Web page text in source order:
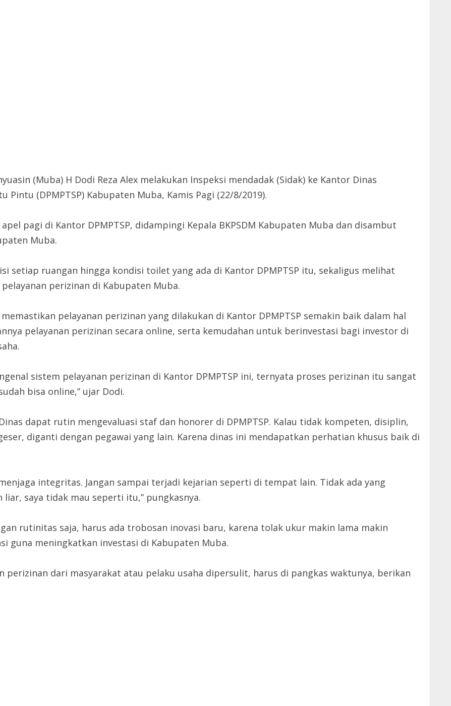
(Muba) H Dodi Reza Alex melakukan Inspeksi mendadak (Sidak) ke Kantor Dinas
Pintu (DPMPTSP) Kabupaten Muba, Kamis Pagi (22/8/2019).
pagi di Kantor DPMPTSP, didampingi Kepala BKPSDM Kabupaten Muba dan disambut
Muba.
setiap ruangan hingga kondisi toilet yang ada di Kantor DPMPTSP itu, sekaligus melihat
perizinan di Kabupaten Muba.
pelayanan perizinan yang dilakukan di Kantor DPMPTSP semakin baik dalam hal
pelayanan perizinan secara online, serta kemudahan untuk berinvestasi bagi investor di
sistem pelayanan perizinan di Kantor DPMPTSP ini, ternyata proses perizinan itu sangat
bisa online,” ujar Dodi.
dapat rutin mengevaluasi staf dan honorer di DPMPTSP. Kalau tidak kompeten, disiplin,
diganti dengan pegawai yang lain. Karena dinas ini mendapatkan perhatian khusus baik di
integritas. Jangan sampai terjadi kejarian seperti di tempat lain. Tidak ada yang
saya tidak mau seperti itu,” pungkasnya.
rutinitas saja, harus ada trobosan inovasi baru, karena tolak ukur makin lama makin
guna meningkatkan investasi di Kabupaten Muba.
perizinan dari masyarakat atau pelaku usaha dipersulit, harus di pangkas waktunya, berikan